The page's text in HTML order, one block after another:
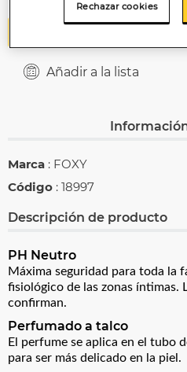
Añadir a la lista
Marca : FOXY
Código : 18997
Descripción de producto
PH Neutro
Máxima seguridad para toda la
fisiológico de las zonas íntimas.
confirman.
Perfumado a talco
El perfume se aplica en el tubo
para ser más delicado en la piel.
Rechazar cookies